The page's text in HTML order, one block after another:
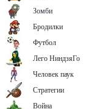
Зомби
Бродилки
Футбол
Лего НиндзяГо
Человек паук
Стратегии
Война